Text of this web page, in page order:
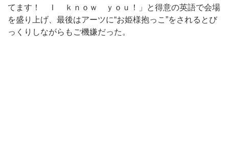
てます！ Ｉ ｋｎｏｗ ｙｏｕ！」と得意の英語で会場
を盛り上げ、最後はアーツに“お姫様抱っこ”をされるとび
っくりしながらもご機嫌だった。